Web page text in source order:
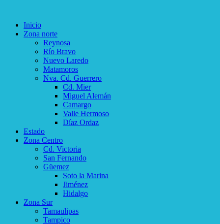
Inicio
Zona norte
Reynosa
Río Bravo
Nuevo Laredo
Matamoros
Nva. Cd. Guerrero
Cd. Mier
Miguel Alemán
Camargo
Valle Hermoso
Díaz Ordaz
Estado
Zona Centro
Cd. Victoria
San Fernando
Güemez
Soto la Marina
Jiménez
Hidalgo
Zona Sur
Tamaulipas
Tampico